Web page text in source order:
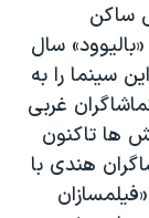
ساکن
سال
سینما را به
غربی
ها تاکنون
هندی با